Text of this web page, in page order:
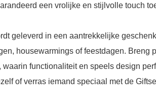
een vrolijke en stijlvolle touch
geleverd in een aantrekkelijke
housewarmings of feestdagen. Breng
waarin functionaliteit en speels design
of verras iemand speciaal met de